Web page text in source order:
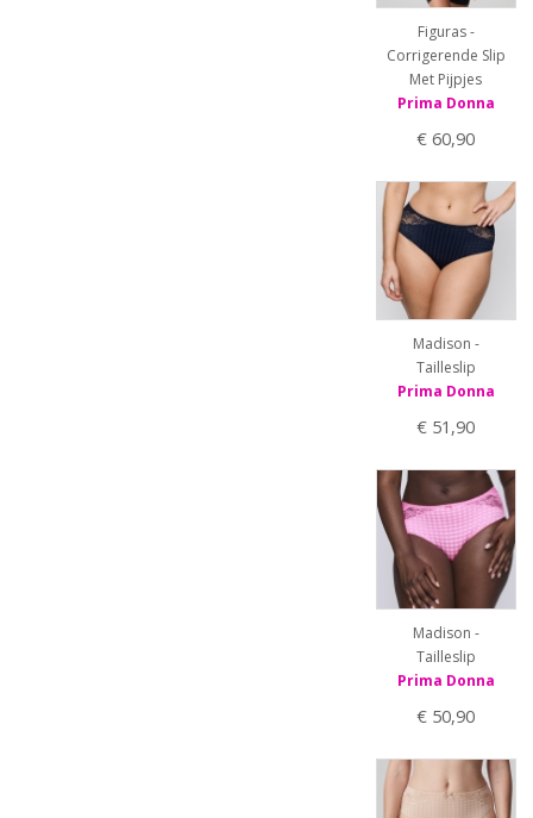
Figuras -
Corrigerende Slip
Met Pijpjes
Prima Donna
€ 60,90
Madison -
Tailleslip
Prima Donna
€ 51,90
Madison -
Tailleslip
Prima Donna
€ 50,90